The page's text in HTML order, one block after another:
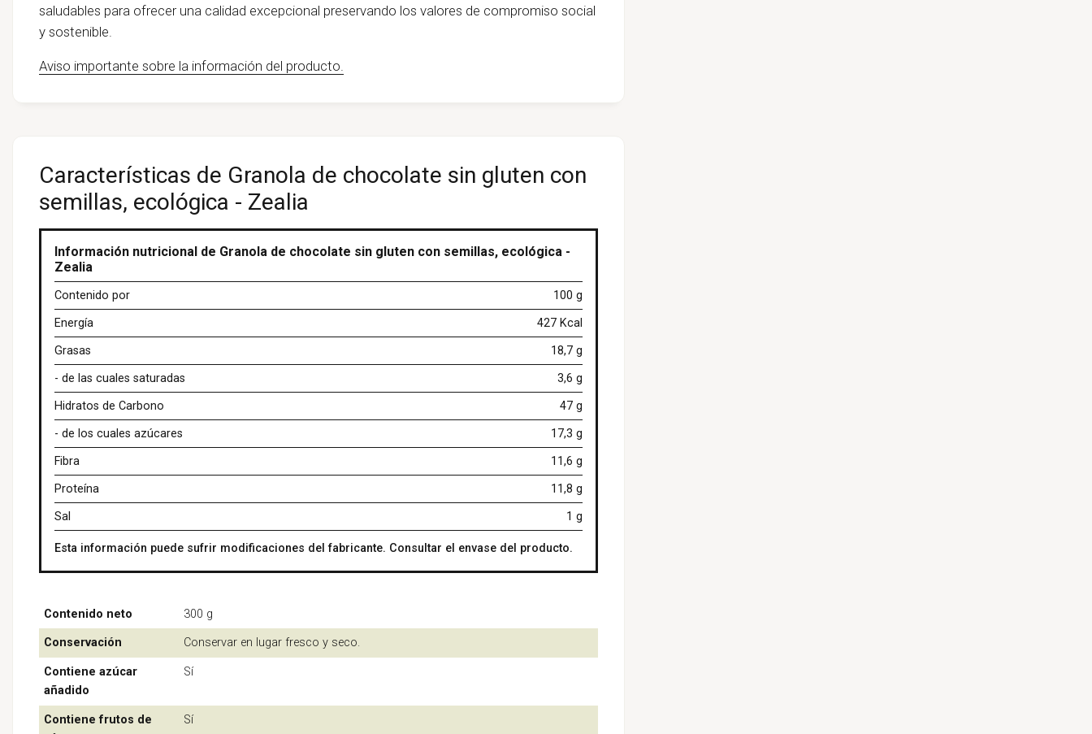
saludables para ofrecer una calidad excepcional preservando los valores de compromiso social
y sostenible.
Aviso importante sobre la información del producto.
Características de Granola de chocolate sin gluten con
semillas, ecológica - Zealia
Información nutricional de Granola de chocolate sin gluten con semillas, ecológica -
Zealia
Contenido por
100 g
Energía
427 Kcal
Grasas
18,7 g
- de las cuales saturadas
3,6 g
Hidratos de Carbono
47 g
- de los cuales azúcares
17,3 g
Fibra
11,6 g
Proteína
11,8 g
Sal
1 g
Esta información puede sufrir modificaciones del fabricante. Consultar el envase del producto.
Contenido neto 300 g
Conservación Conservar en lugar fresco y seco.
Contiene azúcar
añadido
Sí
Contiene frutos de
Sí